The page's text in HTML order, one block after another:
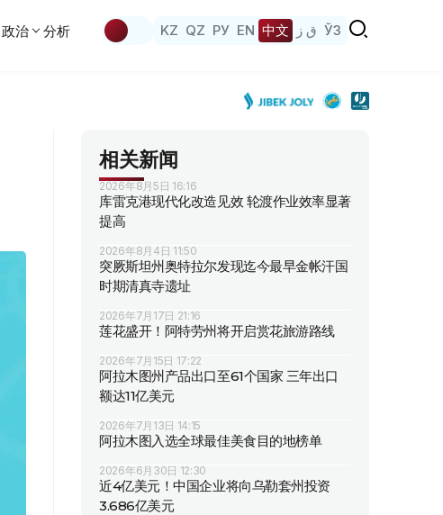
政治 分析 KZ QZ РУ EN 中文 ق ز ЎЗ
相关新闻
2026年8月5日 16:16
库雷克港现代化改造见效 轮渡作业效率显著
提高
2026年8月4日 11:50
突厥斯坦州奥特拉尔发现迄今最早金帐汗国
时期清真寺遗址
2026年7月17日 21:16
莲花盛开！阿特劳州将开启赏花旅游路线
2026年7月15日 17:22
阿拉木图州产品出口至61个国家 三年出口
额达11亿美元
2026年7月13日 14:15
阿拉木图入选全球最佳美食目的地榜单
2026年6月30日 12:30
近4亿美元！中国企业将向乌勒套州投资
3.686亿美元